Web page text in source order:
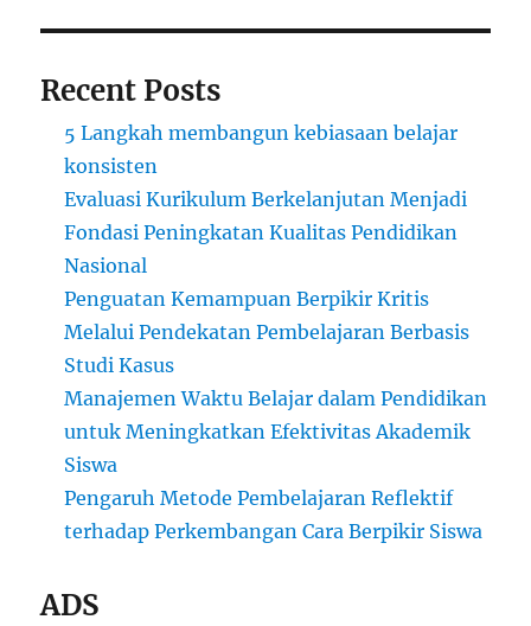
Recent Posts
5 Langkah membangun kebiasaan belajar
konsisten
Evaluasi Kurikulum Berkelanjutan Menjadi
Fondasi Peningkatan Kualitas Pendidikan
Nasional
Penguatan Kemampuan Berpikir Kritis
Melalui Pendekatan Pembelajaran Berbasis
Studi Kasus
Manajemen Waktu Belajar dalam Pendidikan
untuk Meningkatkan Efektivitas Akademik
Siswa
Pengaruh Metode Pembelajaran Reflektif
terhadap Perkembangan Cara Berpikir Siswa
ADS